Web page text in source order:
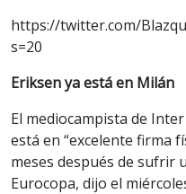
https://twitter.com/
s=20
Eriksen ya está en Milán
El mediocampista de
está en “excelente firma
meses después de sufrir
Eurocopa, dijo el